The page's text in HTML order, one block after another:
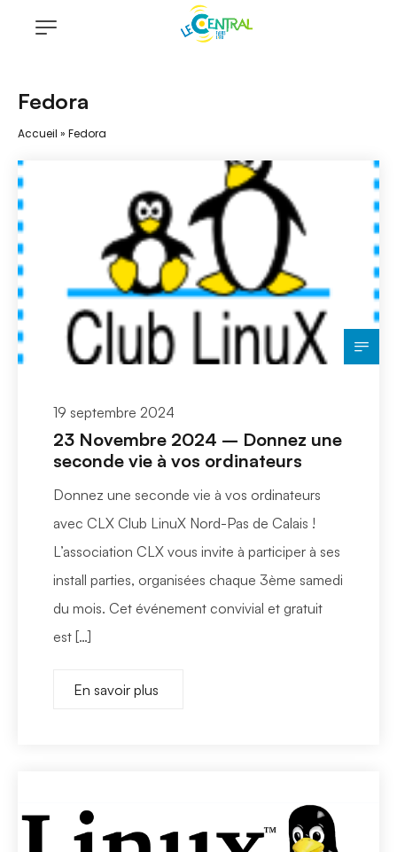
Fedora
Accueil » Fedora
19 septembre 2024
23 Novembre 2024 – Donnez une
seconde vie à vos ordinateurs
Donnez une seconde vie à vos ordinateurs
avec CLX Club LinuX Nord-Pas de Calais !
L’association CLX vous invite à participer à ses
install parties, organisées chaque 3ème samedi
du mois. Cet événement convivial et gratuit
est […]
En savoir plus